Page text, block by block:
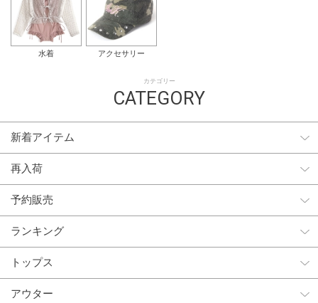
水着 アクセサリー
カテゴリー
CATEGORY
新着アイテム
再入荷
予約販売
ランキング
トップス
アウター